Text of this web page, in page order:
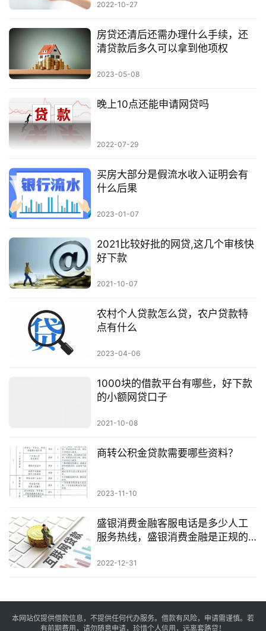
2022-10-27
房贷还清后还需办理什么手续，还
清贷款后多久可以拿到他项权
2023-05-08
晚上10点还能申请网贷吗
2022-07-29
买房大部分是假流水收入证明会有
什么后果
2023-01-07
2021比较好批的网贷,这几个审核快
好下款
2021-10-07
农村个人贷款怎么贷，农户贷款特
点有什么
2023-04-06
1000块的借款平台有哪些，好下款
的小额网贷口子
2021-10-08
商转公积金贷款需要哪些资料？
2023-11-10
盛银消费金融客服电话是多少人工
服务热线，盛银消费金融是正规的
2022-12-31
本网站仅提供借款信息，不提供任何代办服务。借款有风险，申请需谨慎。若
有前期费用，请勿随意申请，珍惜个人信用，远离套路贷！